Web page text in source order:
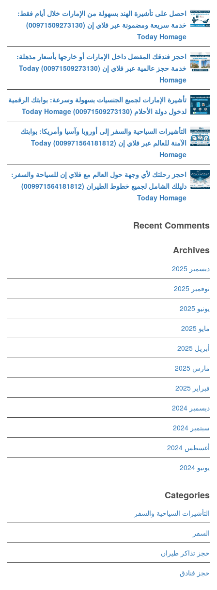
احصل على تأشيرة الهند بسهولة من الإمارات خلال أيام فقط:
خدمة سريعة ومضمونة عبر فلاي إن (00971509273130)
Today Homage
احجز فندقك المفضل داخل الإمارات أو خارجها بأسعار مذهلة:
خدمة حجز عالمية عبر فلاي إن (00971509273130) Today
Homage
تأشيرة الإمارات لجميع الجنسيات بسهولة وسرعة: بوابتك الرقمية
لدخول دولة الأحلام (00971509273130) Today Homage
التأشيرات السياحية والسفر إلى أوروبا وآسيا وأمريكا: بوابتك
الآمنة للعالم عبر فلاي إن (009971564181812) Today
Homage
احجز رحلتك لأي وجهة حول العالم مع فلاي إن للسياحة والسفر:
دليلك الشامل لجميع خطوط الطيران (009971564181812)
Today Homage
Recent Comments
Archives
ديسمبر 2025
نوفمبر 2025
يونيو 2025
مايو 2025
أبريل 2025
مارس 2025
فبراير 2025
ديسمبر 2024
سبتمبر 2024
أغسطس 2024
يونيو 2024
Categories
التأشيرات السياحية والسفر
السفر
حجز تذاكر طيران
حجز فنادق